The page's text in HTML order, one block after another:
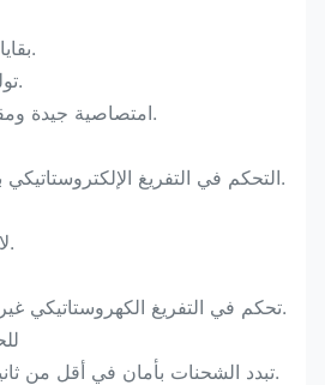
.امتصاصية جيدة
.التحكم في التفريغ
.تحكم في التفريغ الكهروستاتيكي
.تبدد الشحنات بأمان في أقل من